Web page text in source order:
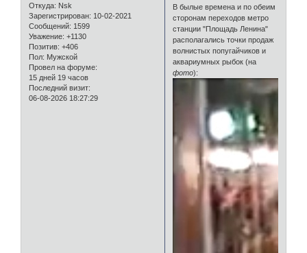
Откуда: Nsk
Зарегистрирован: 10-02-2021
Сообщений: 1599
Уважение: +1130
Позитив: +406
Пол: Мужской
Провел на форуме:
15 дней 19 часов
Последний визит:
06-08-2026 18:27:29
В былые времена и по обеим
сторонам переходов метро
станции "Площадь Ленина"
располагались точки продаж
волнистых попугайчиков и
аквариумных рыбок (на
фото):